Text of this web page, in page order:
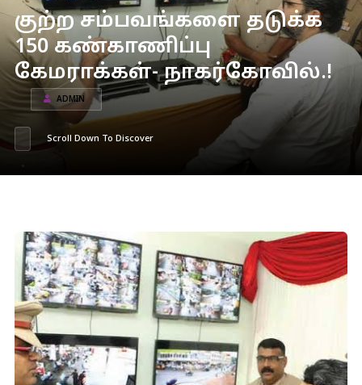
குற்ற சம்பவங்களை தடுக்க
150 கண்காணிப்பு
கேமராக்கள்- நாகர்கோவில்.!
ADMIN
Scroll Down To Discover